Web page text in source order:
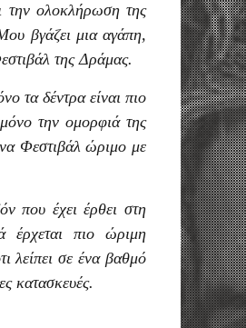
την ολοκλήρωση της
βγάζει μια αγάπη,
της Δράμας.
τα δέντρα είναι πιο
την ομορφιά της
Φεστιβάλ ώριμο με
που έχει έρθει στη
έρχεται πιο ώριμη
λείπει σε ένα βαθμό
κατασκευές.